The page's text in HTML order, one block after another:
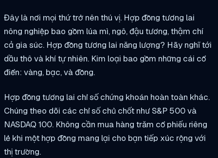
Đây là nơi mọi thứ trở nên thú vị. Hợp đồng tương lai
nông nghiệp bao gồm lúa mì, ngô, đậu tương, thậm chí
cả gia súc. Hợp đồng tương lai năng lượng? Hãy nghĩ tới
dầu thô và khí tự nhiên. Kim loại bao gồm những cái cổ
điển: vàng, bạc, và đồng.
Hợp đồng tương lai chỉ số chứng khoán hoàn toàn khác.
Chúng theo dõi các chỉ số chủ chốt như S&P 500 và
NASDAQ 100. Không cần mua hàng trăm cổ phiếu riêng
lẻ khi một hợp đồng mang lại cho bạn tiếp xúc rộng với
thị trường.